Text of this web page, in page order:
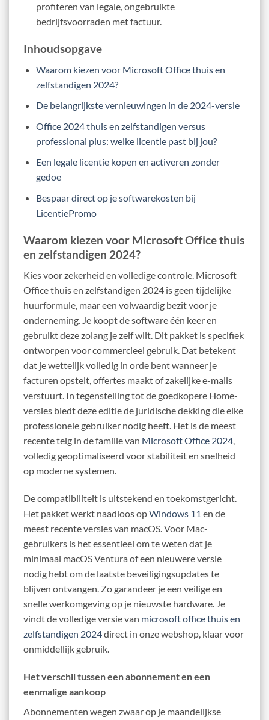
profiteren van legale, ongebruikte
bedrijfsvoorraden met factuur.
Inhoudsopgave
Waarom kiezen voor Microsoft Office thuis en
zelfstandigen 2024?
De belangrijkste vernieuwingen in de 2024-versie
Office 2024 thuis en zelfstandigen versus
professional plus: welke licentie past bij jou?
Een legale licentie kopen en activeren zonder
gedoe
Bespaar direct op je softwarekosten bij
LicentiePromo
Waarom kiezen voor Microsoft Office thuis
en zelfstandigen 2024?
Kies voor zekerheid en volledige controle. Microsoft
Office thuis en zelfstandigen 2024 is geen tijdelijke
huurformule, maar een volwaardig bezit voor je
onderneming. Je koopt de software één keer en
gebruikt deze zolang je zelf wilt. Dit pakket is specifiek
ontworpen voor commercieel gebruik. Dat betekent
dat je wettelijk volledig in orde bent wanneer je
facturen opstelt, offertes maakt of zakelijke e-mails
verstuurt. In tegenstelling tot de goedkopere Home-
versies biedt deze editie de juridische dekking die elke
professionele gebruiker nodig heeft. Het is de meest
recente telg in de familie van Microsoft Office 2024,
volledig geoptimaliseerd voor stabiliteit en snelheid
op moderne systemen.
De compatibiliteit is uitstekend en toekomstgericht.
Het pakket werkt naadloos opWindows 11 en de
meest recente versies van macOS. Voor Mac-
gebruikers is het essentieel om te weten dat je
minimaal macOS Ventura of een nieuwere versie
nodig hebt om de laatste beveiligingsupdates te
blijven ontvangen. Zo garandeer je een veilige en
snelle werkomgeving op je nieuwste hardware. Je
vindt de volledige versie van microsoft office thuis en
zelfstandigen 2024direct in onze webshop, klaar voor
onmiddellijk gebruik.
Het verschil tussen een abonnement en een
eenmalige aankoop
Abonnementen wegen zwaar op je maandelijkse